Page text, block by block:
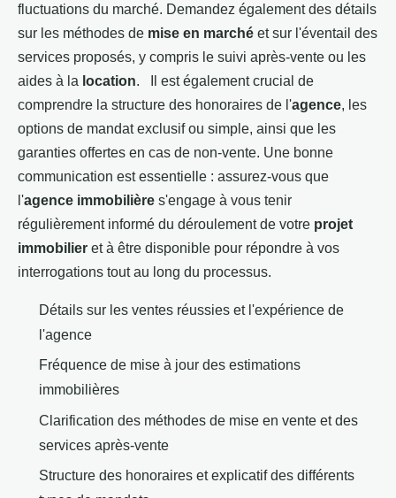
fluctuations du marché. Demandez également des détails
sur les méthodes de mise en marché et sur l'éventail des
services proposés, y compris le suivi après-vente ou les
aides à la location. Il est également crucial de
comprendre la structure des honoraires de l'agence, les
options de mandat exclusif ou simple, ainsi que les
garanties offertes en cas de non-vente. Une bonne
communication est essentielle : assurez-vous que
l'agence immobilière s'engage à vous tenir
régulièrement informé du déroulement de votre projet
immobilier et à être disponible pour répondre à vos
interrogations tout au long du processus.
Détails sur les ventes réussies et l'expérience de
l'agence
Fréquence de mise à jour des estimations
immobilières
Clarification des méthodes de mise en vente et des
services après-vente
Structure des honoraires et explicatif des différents